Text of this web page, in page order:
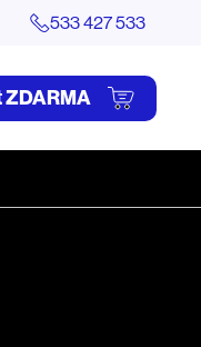
533 427 533